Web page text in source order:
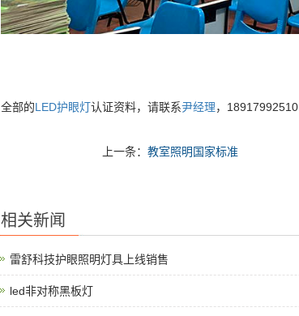
全部的LED护眼灯认证资料，请联系尹经理，18917992510
上一条：教室照明国家标准
相关新闻
雷舒科技护眼照明灯具上线销售
led非对称黑板灯